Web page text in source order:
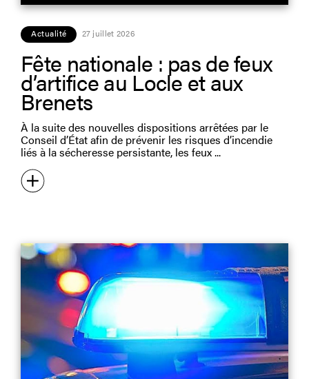
Actualité 27 juillet 2026
Fête nationale : pas de feux
d’artifice au Locle et aux
Brenets
À la suite des nouvelles dispositions arrêtées par le
Conseil d’État afin de prévenir les risques d’incendie
liés à la sécheresse persistante, les feux